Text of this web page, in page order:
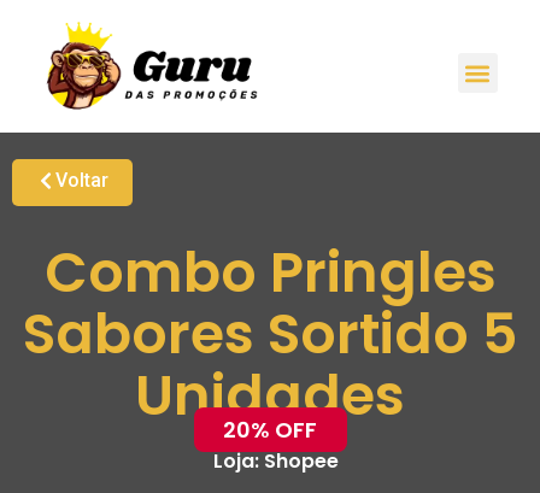
Voltar
Combo Pringles
Sabores Sortido 5
Unidades
20% OFF
Loja:Shopee